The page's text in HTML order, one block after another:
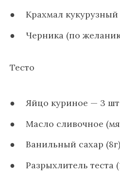
Крахмал кукурузный
Черника (по
Тесто
Яйцо куриное — 3 шт
Масло сливочное
Ванильный сахар
Разрыхлитель теста